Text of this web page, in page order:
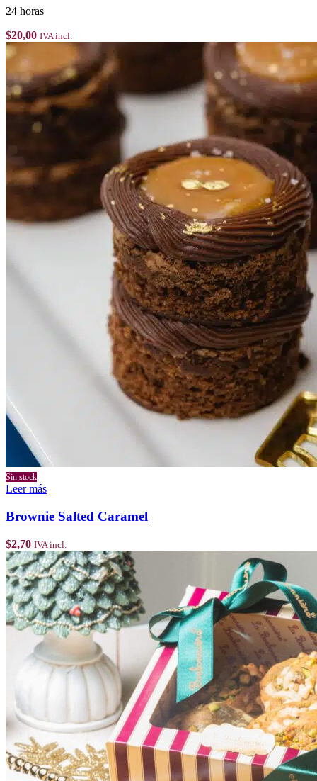
24 horas
$20,00 IVA incl.
Sin stock
Leer más
Brownie Salted Caramel
$2,70 IVA incl.